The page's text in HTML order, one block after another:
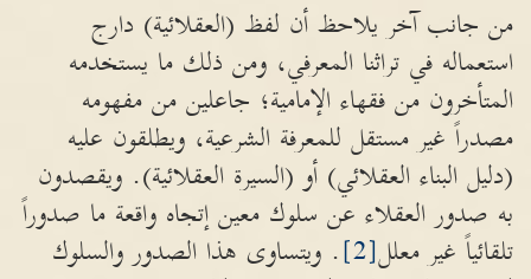
من جانب آخر يلاحظ أن لفظ (العقلائية) دارج
استعماله في تراثنا المعرفي، ومن ذلك ما يستخدمه
المتأخرون من فقهاء الإمامية؛ جاعلين من مفهومه
مصدراً غير مستقل للمعرفة الشرعية، ويطلقون عليه
(دليل البناء العقلائي) أو (السيرة العقلائية). ويقصدون
به صدور العقلاء عن سلوك معين إتجاه واقعة ما صدوراً
تلقائياً غير معلل[2]
. ويتساوى هذا الصدور والسلوك